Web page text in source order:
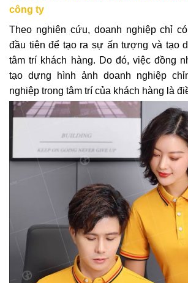
công ty
Theo nghiên cứu, doanh nghiệp chỉ
đầu tiên để tạo ra sự ấn tượng và tạo
tâm trí khách hàng. Do đó, việc đồng
tạo dựng hình ảnh doanh nghiệp
nghiệp trong tâm trí của khách hàng là